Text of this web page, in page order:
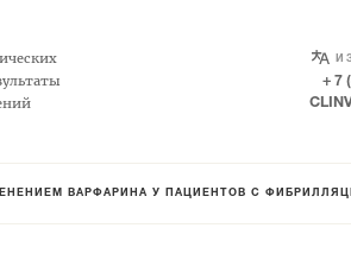
+ 7
ВАРФАРИНА У ПАЦИЕНТОВ С